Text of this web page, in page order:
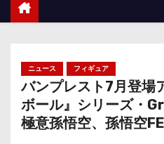
ニュース フィギュア
バンプレスト7月登場
ボール』シリーズ・
極意孫悟空、孫悟空